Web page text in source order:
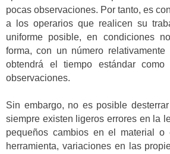
pocas observaciones. Por tanto, es
a los operarios que realicen su
uniforme posible, en condiciones
forma, con un número
obtendrá el tiempo estándar
observaciones.
Sin embargo, no es posible
siempre existen ligeros errores en la
pequeños cambios en el material
herramienta, variaciones en las